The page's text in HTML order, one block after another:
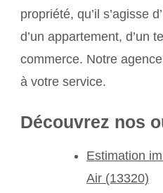
propriété, qu’il s’agisse
d’un appartement, d’un
commerce. Notre
à votre service.
Découvrez nos
Estimation
Air (13320)